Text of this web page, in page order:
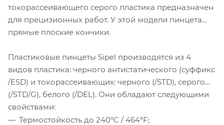
токорассеивающего серого пластика предназначен
для прецизионных работ. У этой модели пинцета
прямые плоские кончики.
Пластиковые пинцеты Sipel производятся из 4
видов пластика: черного антистатического (суффикс
/ESD) и токорассеивающих: черного (/STD), серого
(/STD/G), белого (/DEL). Они обладают следующими
свойствами:
Термостойкость до 240°C / 464°F;